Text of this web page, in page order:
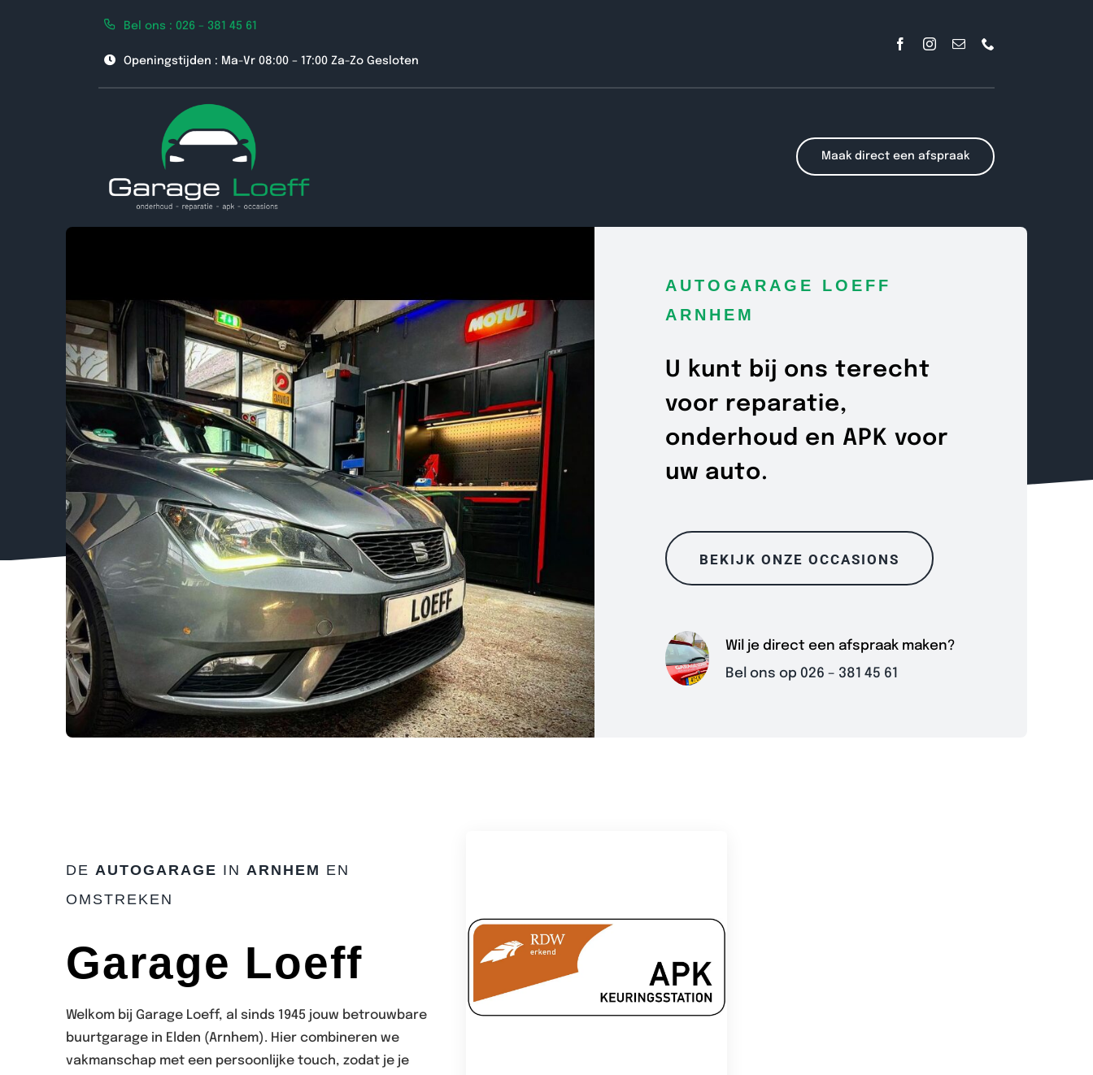
Bel ons : 026 – 381 45 61
Openingstijden : Ma-Vr 08:00 – 17:00 Za-Zo Gesloten
Maak direct een afspraak
AUTOGARAGE LOEFF
ARNHEM
U kunt bij ons terecht
voor reparatie,
onderhoud en APK voor
uw auto.
BEKIJK ONZE OCCASIONS
Wil je direct een afspraak maken?
Bel ons op 026 – 381 45 61
DE AUTOGARAGE IN ARNHEM EN
OMSTREKEN
Garage Loeff
Welkom bij Garage Loeff, al sinds 1945 jouw betrouwbare
buurtgarage in Elden (Arnhem). Hier combineren we
vakmanschap met een persoonlijke touch, zodat je je